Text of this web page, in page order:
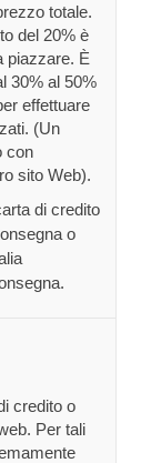
totale.
del 20% è
piazzare. È
30% al 50%
effettuare
(Un
con
sito Web).
di credito
o
credito o
Per tali